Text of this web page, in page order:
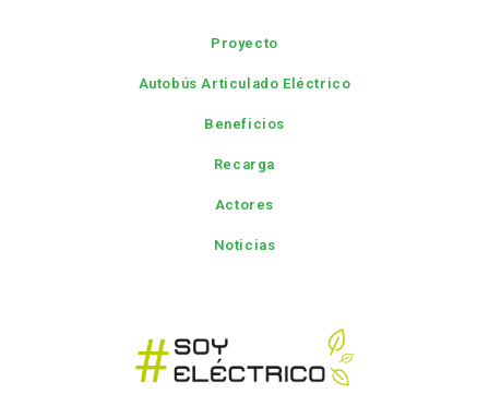
Proyecto
Autobús Articulado Eléctrico
Beneficios
Recarga
Actores
Noticias